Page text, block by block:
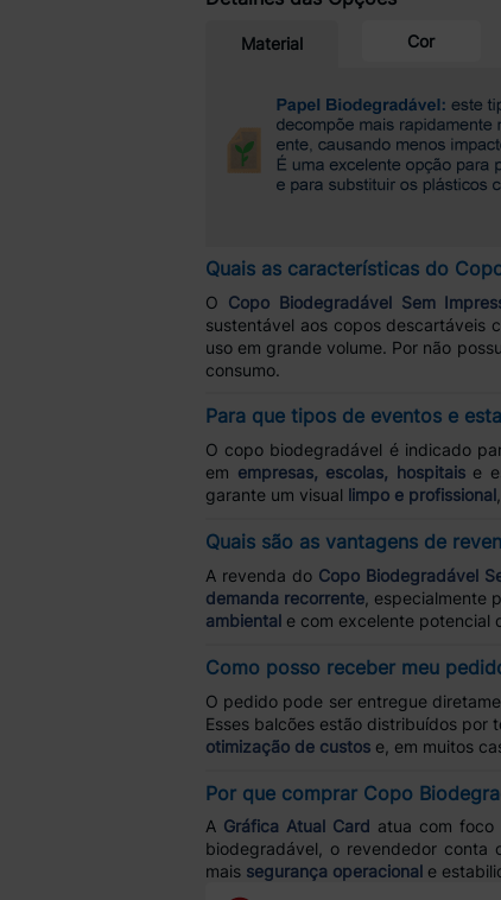
Material Cor
Quais as características do
O Copo Biodegradável Sem
sustentável aos copos descartáveis
uso em grande volume. Por não
consumo.
Para que tipos de eventos e
O copo biodegradável é indicado
em empresas, escolas, hospitaise
garante um visual limpo e profissional
Quais são as vantagens de
A revenda do Copo Biodegradável
demanda recorrente ,
ambiental e com excelente potencial
Como posso receber meu
O pedido pode ser entregue
Esses balcões estão distribuídos por
otimização de custos e, em muitos
Por que comprar Copo
A Gráfica Atual Card atua com foco
biodegradável, o revendedor conta
mais segurança operacional e